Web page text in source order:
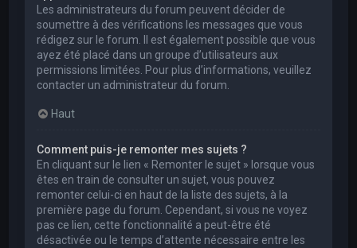
Les administrateurs du forum peuvent décider de
soumettre à des vérifications les messages que vous
rédigez sur le forum. Il est également possible que vous
ayez été placé dans un groupe d’utilisateurs aux
permissions limitées. Pour plus d’informations, veuillez
contacter un administrateur du forum.
Haut
Comment puis-je remonter mes sujets ?
En cliquant sur le lien « Remonter le sujet » lorsque vous
êtes en train de consulter un sujet, vous pouvez
remonter celui-ci en haut de la liste des sujets, à la
première page du forum. Cependant, si vous ne voyez
pas ce lien, cette fonctionnalité a peut-être été
désactivée ou le temps d’attente nécessaire entre les